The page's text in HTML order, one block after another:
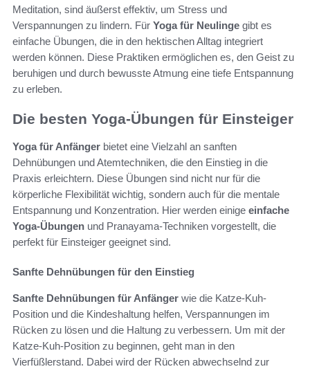
Meditation, sind äußerst effektiv, um Stress und
Verspannungen zu lindern. Für Yoga für Neulinge gibt es
einfache Übungen, die in den hektischen Alltag integriert
werden können. Diese Praktiken ermöglichen es, den Geist zu
beruhigen und durch bewusste Atmung eine tiefe Entspannung
zu erleben.
Die besten Yoga-Übungen für Einsteiger
Yoga für Anfänger bietet eine Vielzahl an sanften
Dehnübungen und Atemtechniken, die den Einstieg in die
Praxis erleichtern. Diese Übungen sind nicht nur für die
körperliche Flexibilität wichtig, sondern auch für die mentale
Entspannung und Konzentration. Hier werden einige einfache
Yoga-Übungen und Pranayama-Techniken vorgestellt, die
perfekt für Einsteiger geeignet sind.
Sanfte Dehnübungen für den Einstieg
Sanfte Dehnübungen für Anfänger wie die Katze-Kuh-
Position und die Kindeshaltung helfen, Verspannungen im
Rücken zu lösen und die Haltung zu verbessern. Um mit der
Katze-Kuh-Position zu beginnen, geht man in den
Vierfüßlerstand. Dabei wird der Rücken abwechselnd zur